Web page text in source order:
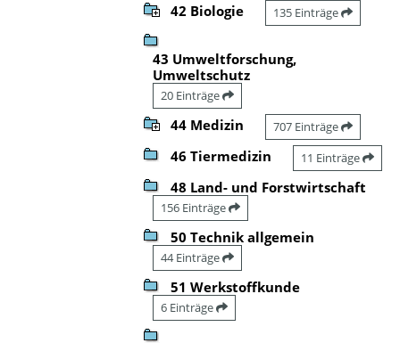
42 Biologie 135 Einträge
43 Umweltforschung,
Umweltschutz
20 Einträge
44 Medizin 707 Einträge
46 Tiermedizin 11 Einträge
48 Land- und Forstwirtschaft
156 Einträge
50 Technik allgemein
44 Einträge
51 Werkstoffkunde
6 Einträge